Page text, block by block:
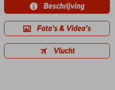
Beschrijving
Foto's & Video's
Vlucht